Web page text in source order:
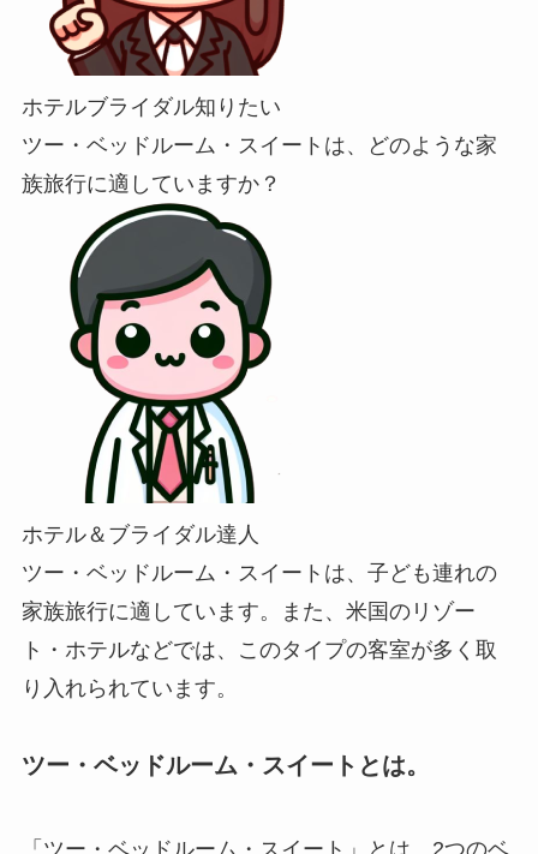
ホテルブライダル知りたい
ツー・ベッドルーム・スイートは、どのような家
族旅行に適していますか？
ホテル＆ブライダル達人
ツー・ベッドルーム・スイートは、子ども連れの
家族旅行に適しています。また、米国のリゾー
ト・ホテルなどでは、このタイプの客室が多く取
り入れられています。
ツー・ベッドルーム・スイートとは。
「ツー・ベッドルーム・スイート」とは、2つのベ